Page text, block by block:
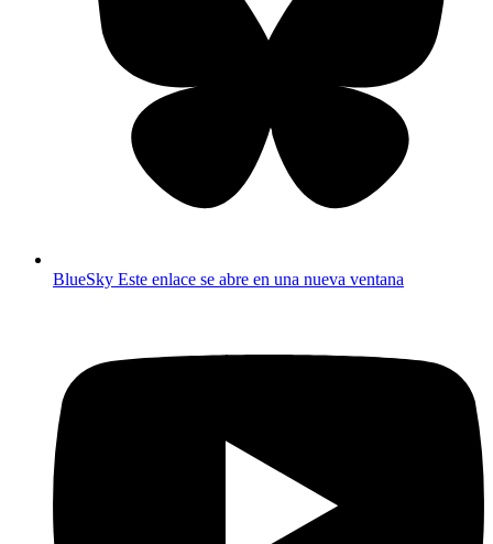
BlueSky Este enlace se abre en una nueva ventana